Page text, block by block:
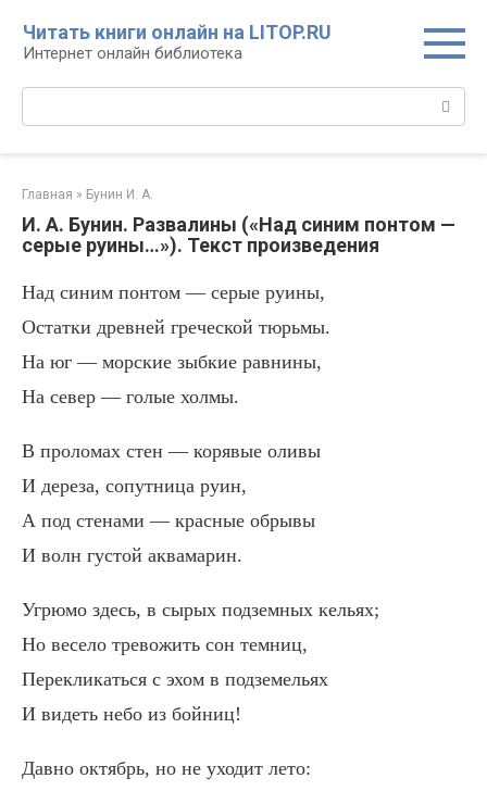
контенту
Читать книги онлайн на LITOP.RU
Интернет онлайн библиотека
Главная » Бунин И. А.
И. А. Бунин. Развалины («Над синим понтом —
серые руины…»). Текст произведения
Над синим понтом — серые руины,
Остатки древней греческой тюрьмы.
На юг — морские зыбкие равнины,
На север — голые холмы.
В проломах стен — корявые оливы
И дереза, сопутница руин,
А под стенами — красные обрывы
И волн густой аквамарин.
Угрюмо здесь, в сырых подземных кельях;
Но весело тревожить сон темниц,
Перекликаться с эхом в подземельях
И видеть небо из бойниц!
Давно октябрь, но не уходит лето: